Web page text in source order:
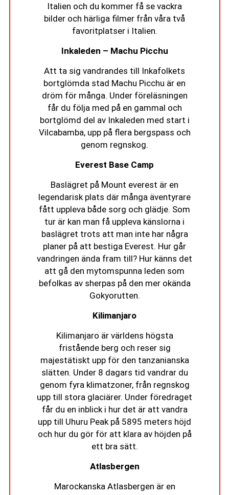
Italien och du kommer få se vackra
bilder och härliga filmer från våra två
favoritplatser i Italien.
Inkaleden – Machu Picchu
Att ta sig vandrandes till Inkafolkets
bortglömda stad Machu Picchu är en
dröm för många. Under föreläsningen
får du följa med på en gammal och
bortglömd del av Inkaleden med start i
Vilcabamba, upp på flera bergspass och
genom regnskog.
Everest Base Camp
Baslägret på Mount everest är en
legendarisk plats där många äventyrare
fått uppleva både sorg och glädje. Som
tur är kan man få uppleva känslorna i
baslägret trots att man inte har några
planer på att bestiga Everest. Hur går
vandringen ända fram till? Hur känns det
att gå den mytomspunna leden som
befolkas av sherpas på den mer okända
Gokyorutten.
Kilimanjaro
Kilimanjaro är världens högsta
fristående berg och reser sig
majestätiskt upp för den tanzanianska
slätten. Under 8 dagars tid vandrar du
genom fyra klimatzoner, från regnskog
upp till stora glaciärer. Under föredraget
får du en inblick i hur det är att vandra
upp till Uhuru Peak på 5895 meters höjd
och hur du gör för att klara av höjden på
ett bra sätt.
Atlasbergen
Marockanska Atlasbergen är en